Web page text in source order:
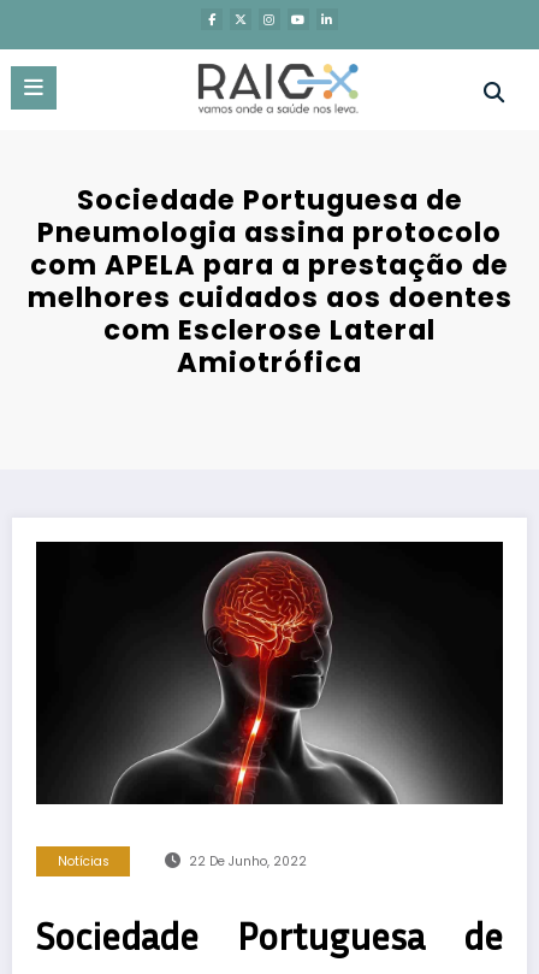
o
conteúdo
Sociedade Portuguesa de
Pneumologia assina protocolo
com APELA para a prestação de
melhores cuidados aos doentes
com Esclerose Lateral
Amiotrófica
Notícias 22 De Junho, 2022
Sociedade Portuguesa de